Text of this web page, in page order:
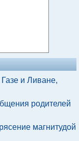
и Ливане,
родителей
магнитудой